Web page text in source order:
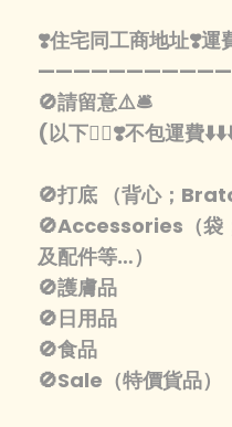
❣️住宅同工商地址❣️運
🚫請留意⚠️🛎️
(以下👇🏾❣️不包運費
🚫打底 （背心；
🚫Accessories（袋
及配件等…）
🚫護膚品
🚫日用品
🚫食品
🚫Sale（特價貨品）